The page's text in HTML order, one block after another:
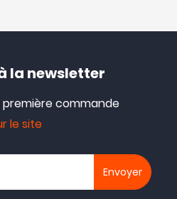
la newsletter
commande
le site